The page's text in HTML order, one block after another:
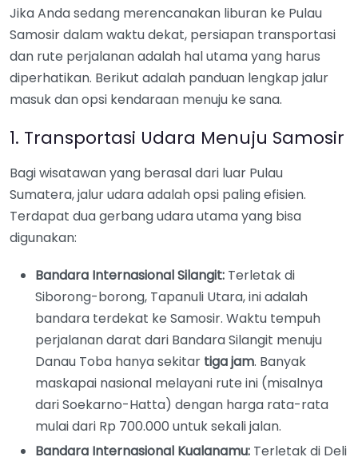
Jika Anda sedang merencanakan liburan ke Pulau
Samosir dalam waktu dekat, persiapan transportasi
dan rute perjalanan adalah hal utama yang harus
diperhatikan. Berikut adalah panduan lengkap jalur
masuk dan opsi kendaraan menuju ke sana.
1. Transportasi Udara Menuju Samosir
Bagi wisatawan yang berasal dari luar Pulau
Sumatera, jalur udara adalah opsi paling efisien.
Terdapat dua gerbang udara utama yang bisa
digunakan:
Bandara Internasional Silangit: Terletak di
Siborong-borong, Tapanuli Utara, ini adalah
bandara terdekat ke Samosir. Waktu tempuh
perjalanan darat dari Bandara Silangit menuju
Danau Toba hanya sekitar tiga jam. Banyak
maskapai nasional melayani rute ini (misalnya
dari Soekarno-Hatta) dengan harga rata-rata
mulai dari Rp 700.000 untuk sekali jalan.
Bandara Internasional Kualanamu: Terletak di Deli